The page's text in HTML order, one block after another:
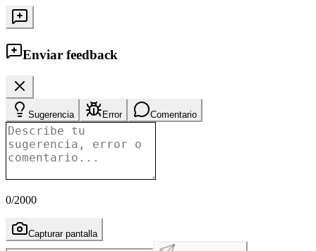
Enviar feedback
Sugerencia Error Comentario
0/2000
Capturar pantalla